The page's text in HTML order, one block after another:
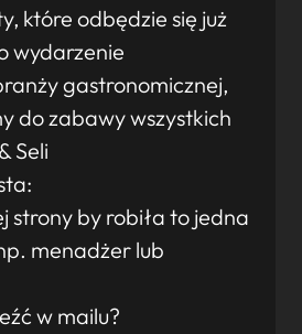
które odbędzie się już
wydarzenie
gastronomicznej,
do zabawy wszystkich
Seli
strony by robiła to jedna
menadżer lub
w mailu?